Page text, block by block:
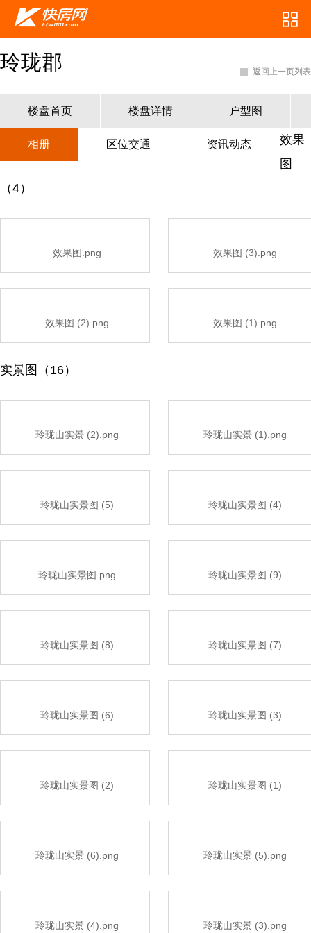
玲珑郡 返回上一页列表
楼盘首页 楼盘详情 户型图
相册 区位交通 资讯动态
效果
图
（4）
效果图.png 效果图 (3).png
效果图 (2).png 效果图 (1).png
实景图（16）
玲珑山实景 (2).png 玲珑山实景 (1).png
玲珑山实景图 (5) 玲珑山实景图 (4)
玲珑山实景图.png 玲珑山实景图 (9)
玲珑山实景图 (8) 玲珑山实景图 (7)
玲珑山实景图 (6) 玲珑山实景图 (3)
玲珑山实景图 (2) 玲珑山实景图 (1)
玲珑山实景 (6).png 玲珑山实景 (5).png
玲珑山实景 (4).png 玲珑山实景 (3).png